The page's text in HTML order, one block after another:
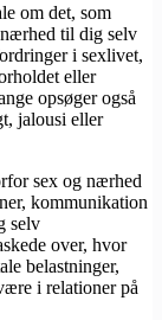
om det, som
til dig selv
i sexlivet,
eller
opsøger også
jalousi eller
sex og nærhed
kommunikation
selv
over, hvor
belastninger,
i relationer på